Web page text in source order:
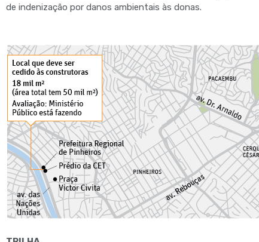
de indenização por danos ambientais às donas.